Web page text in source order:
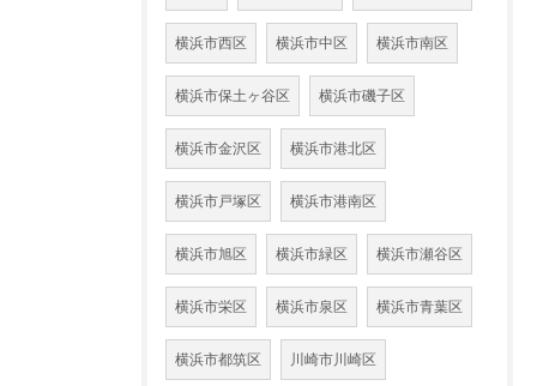
横浜市西区 横浜市中区 横浜市南区
横浜市保土ヶ谷区 横浜市磯子区
横浜市金沢区 横浜市港北区
横浜市戸塚区 横浜市港南区
横浜市旭区 横浜市緑区 横浜市瀬谷区
横浜市栄区 横浜市泉区 横浜市青葉区
横浜市都筑区 川崎市川崎区